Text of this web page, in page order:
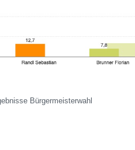
Bürgermeisterwahl